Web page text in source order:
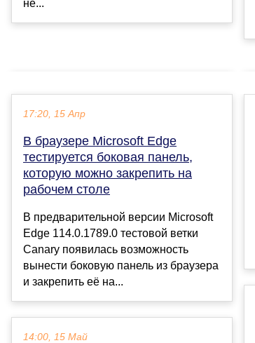
не...
17:20, 15 Апр
В браузере Microsoft Edge
тестируется боковая панель,
которую можно закрепить на
рабочем столе
В предварительной версии Microsoft
Edge 114.0.1789.0 тестовой ветки
Canary появилась возможность
вынести боковую панель из браузера
и закрепить её на...
14:00, 15 Май